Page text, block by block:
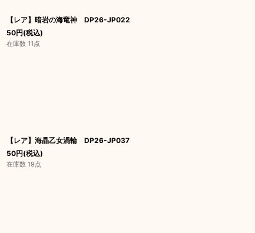
【レア】暗岩の海竜神 DP26-JP022
50円(税込)
在庫数 11点
【レア】海晶乙女渦輪 DP26-JP037
50円(税込)
在庫数 19点